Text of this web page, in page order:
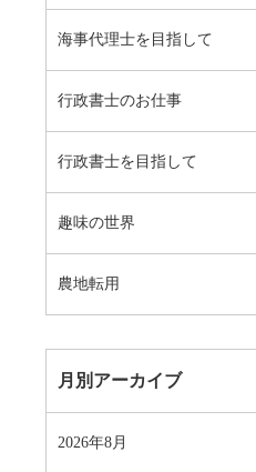
海事代理士を目指して
行政書士のお仕事
行政書士を目指して
趣味の世界
農地転用
月別アーカイブ
2026年8月